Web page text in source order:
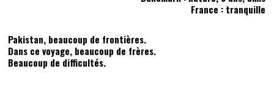
France : tranquille
Pakistan, beaucoup de frontières.
Dans ce voyage, beaucoup de frères.
Beaucoup de difficultés.